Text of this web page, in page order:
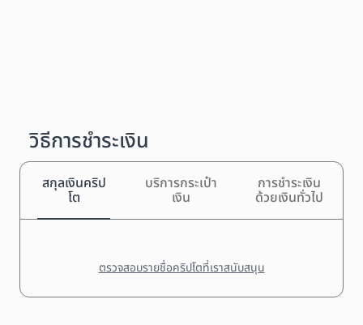
วิธีการชำระเงิน
สกุลเงินคริป
โต
บริการกระเป๋า
เงิน
การชำระเงิน
ด้วยเงินทั่วไป
ตรวจสอบรายชื่อคริปโตที่เราสนับสนุน